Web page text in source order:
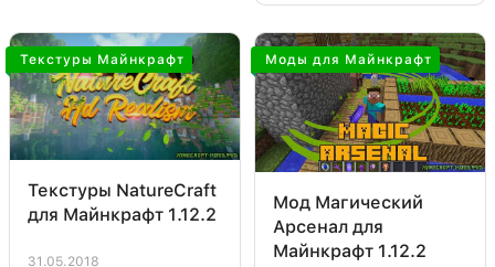
Текстуры Майнкрафт
Текстуры NatureCraft
для Майнкрафт 1.12.2
31.05.2018
Моды для Майнкрафт
Мод Магический
Арсенал для
Майнкрафт 1.12.2